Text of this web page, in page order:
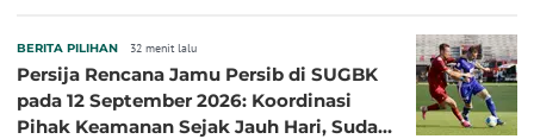
BERITA PILIHAN 32 menit lalu
Persija Rencana Jamu Persib di SUGBK
pada 12 September 2026: Koordinasi
Pihak Keamanan Sejak Jauh Hari, Sudah